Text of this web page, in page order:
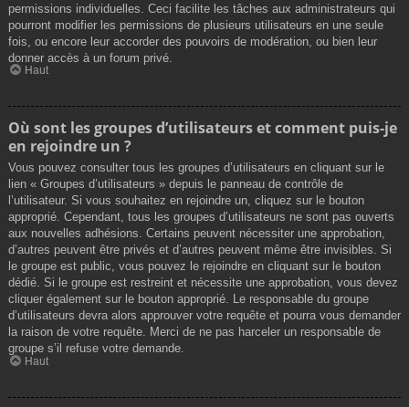
permissions individuelles. Ceci facilite les tâches aux administrateurs qui
pourront modifier les permissions de plusieurs utilisateurs en une seule
fois, ou encore leur accorder des pouvoirs de modération, ou bien leur
donner accès à un forum privé.
Haut
Où sont les groupes d’utilisateurs et comment puis-je
en rejoindre un ?
Vous pouvez consulter tous les groupes d’utilisateurs en cliquant sur le
lien « Groupes d’utilisateurs » depuis le panneau de contrôle de
l’utilisateur. Si vous souhaitez en rejoindre un, cliquez sur le bouton
approprié. Cependant, tous les groupes d’utilisateurs ne sont pas ouverts
aux nouvelles adhésions. Certains peuvent nécessiter une approbation,
d’autres peuvent être privés et d’autres peuvent même être invisibles. Si
le groupe est public, vous pouvez le rejoindre en cliquant sur le bouton
dédié. Si le groupe est restreint et nécessite une approbation, vous devez
cliquer également sur le bouton approprié. Le responsable du groupe
d’utilisateurs devra alors approuver votre requête et pourra vous demander
la raison de votre requête. Merci de ne pas harceler un responsable de
groupe s’il refuse votre demande.
Haut